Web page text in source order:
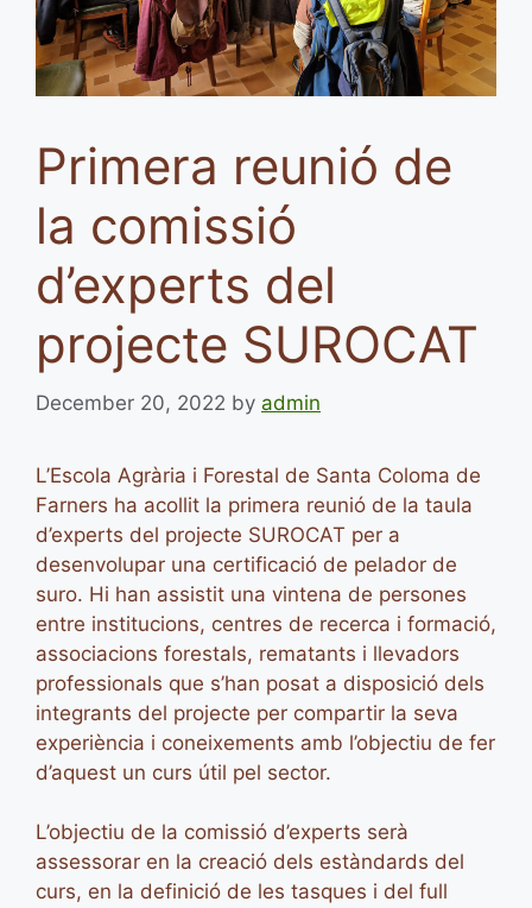
Primera reunió de
la comissió
d’experts del
projecte SUROCAT
December 20, 2022 by admin
L’Escola Agrària i Forestal de Santa Coloma de
Farners ha acollit la primera reunió de la taula
d’experts del projecte SUROCAT per a
desenvolupar una certificació de pelador de
suro. Hi han assistit una vintena de persones
entre institucions, centres de recerca i formació,
associacions forestals, rematants i llevadors
professionals que s’han posat a disposició dels
integrants del projecte per compartir la seva
experiència i coneixements amb l’objectiu de fer
d’aquest un curs útil pel sector.
L’objectiu de la comissió d’experts serà
assessorar en la creació dels estàndards del
curs, en la definició de les tasques i del full